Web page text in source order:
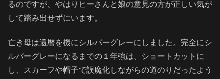
るのですが、やはりヒーさんと娘の意見の方が正しい気が
して踏み出せずにいます。
亡き母は還暦を機にシルバーグレーにしました。完全にシ
ルバーグレーになるまでの１年強は、ショートカットに
し、スカーフや帽子で誤魔化しながらの道のりだったよう